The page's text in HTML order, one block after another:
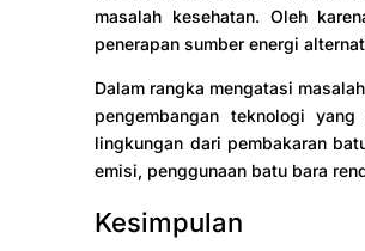
masalah kesehatan. Oleh
penerapan sumber energi
Dalam rangka mengatasi
pengembangan teknologi
lingkungan dari pembakaran
emisi, penggunaan batu bara
Kesimpulan